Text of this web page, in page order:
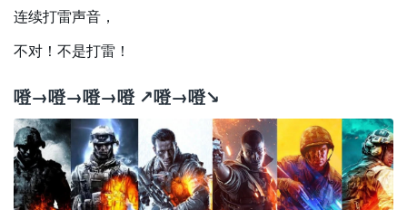
连续打雷声音，
不对！不是打雷！
噔→噔→噔→噔 ↗噔→噔↘